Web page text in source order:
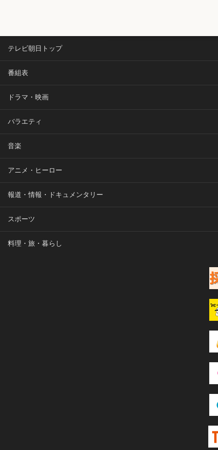
テレビ朝日トップ
番組表
ドラマ・映画
バラエティ
音楽
アニメ・ヒーロー
報道・情報・ドキュメンタリー
スポーツ
料理・旅・暮らし